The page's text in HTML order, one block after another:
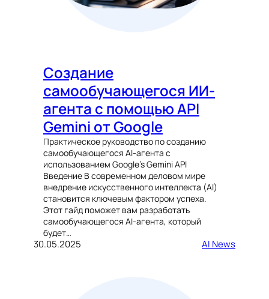
Создание
самообучающегося ИИ-
агента с помощью API
Gemini от Google
Практическое руководство по созданию
самообучающегося AI-агента с
использованием Google’s Gemini API
Введение В современном деловом мире
внедрение искусственного интеллекта (AI)
становится ключевым фактором успеха.
Этот гайд поможет вам разработать
самообучающегося AI-агента, который
будет…
30.05.2025 AI News